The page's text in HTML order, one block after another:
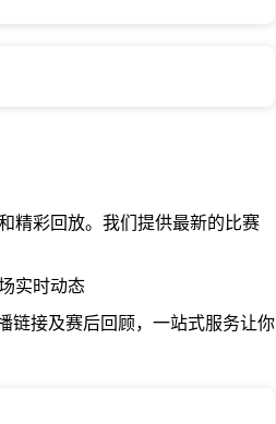
精彩回放。我们提供最新的比赛
实时动态
链接及赛后回顾，一站式服务让你